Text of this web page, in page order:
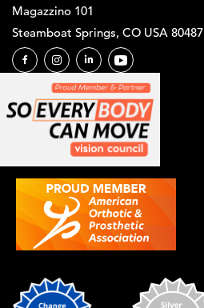
Magazzino 101
Steamboat Springs, CO USA 80487